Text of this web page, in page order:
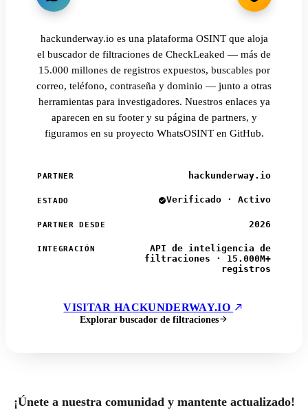
hackunderway.io es una plataforma OSINT que aloja
el buscador de filtraciones de CheckLeaked — más de
15.000 millones de registros expuestos, buscables por
correo, teléfono, contraseña y dominio — junto a otras
herramientas para investigadores. Nuestros enlaces ya
aparecen en su footer y su página de partners, y
figuramos en su proyecto WhatsOSINT en GitHub.
PARTNER hackunderway.io
ESTADO Verificado · Activo
PARTNER DESDE 2026
INTEGRACIÓN
API de inteligencia de
filtraciones · 15.000M+
registros
VISITAR HACKUNDERWAY.IO
Explorar buscador de filtraciones
¡Únete a nuestra comunidad y mantente actualizado!